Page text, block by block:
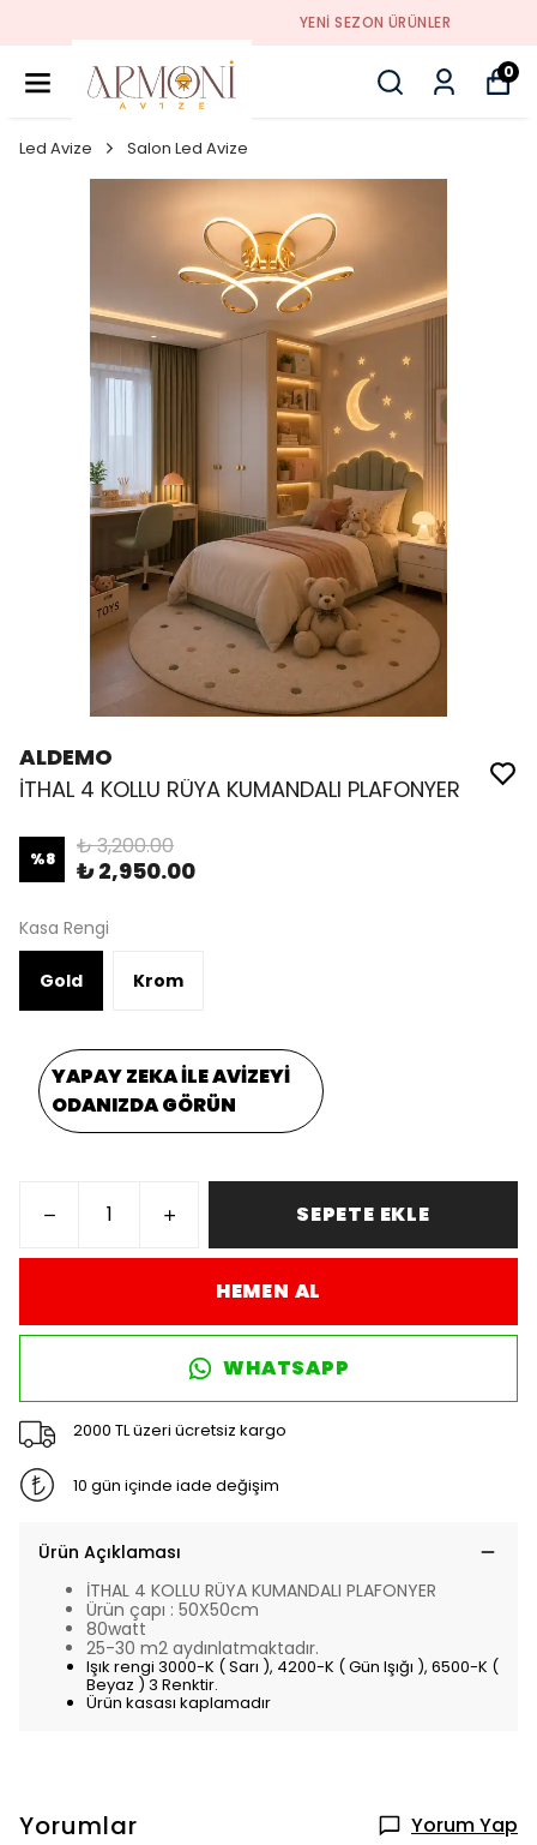
YENI SEZON ÜRÜNLER
0
Led Avize Salon Led Avize
ALDEMO
İTHAL 4 KOLLU RÜYA KUMANDALI PLAFONYER
%8 ₺ 3,200.00
₺ 2,950.00
Kasa Rengi
Gold Krom
YAPAY ZEKA İLE AVİZEYİ
ODANIZDA GÖRÜN
SEPETE EKLE
HEMEN AL
WHATSAPP
2000 TL üzeri ücretsiz kargo
10 gün içinde iade değişim
Ürün Açıklaması
İTHAL 4 KOLLU RÜYA KUMANDALI PLAFONYER
Ürün çapı : 50X50cm
80watt
25-30 m2 aydınlatmaktadır.
Işık rengi 3000-K ( Sarı ), 4200-K ( Gün Işığı ), 6500-K (
Beyaz ) 3 Renktir.
Ürün kasası kaplamadır
Yorumlar Yorum Yap